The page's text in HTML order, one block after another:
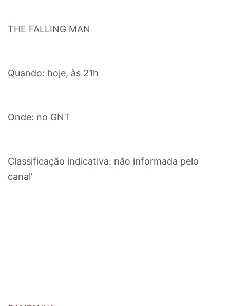
THE FALLING MAN
Quando: hoje, às 21h
Onde: no GNT
Classificação indicativa: não informada pelo
canal’